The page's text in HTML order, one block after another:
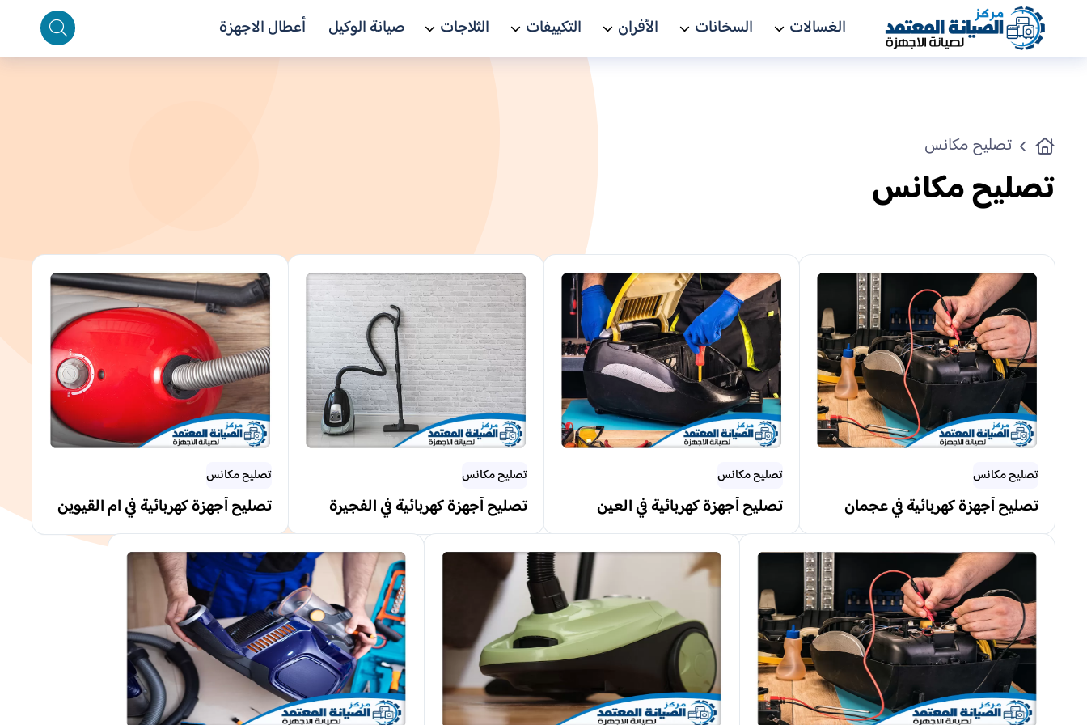
الغسالات السخانات الأفران التكييفات الثلاجات صيانة الوكيل أعطال الاجهزة
تصليح مكانس
تصليح مكانس
تصليح مكانس
تصليح أجهزة كهربائية في عجمان
تصليح مكانس
تصليح أجهزة كهربائية في العين
تصليح مكانس
تصليح أجهزة كهربائية في الفجيرة
تصليح مكانس
تصليح أجهزة كهربائية في ام القيوين